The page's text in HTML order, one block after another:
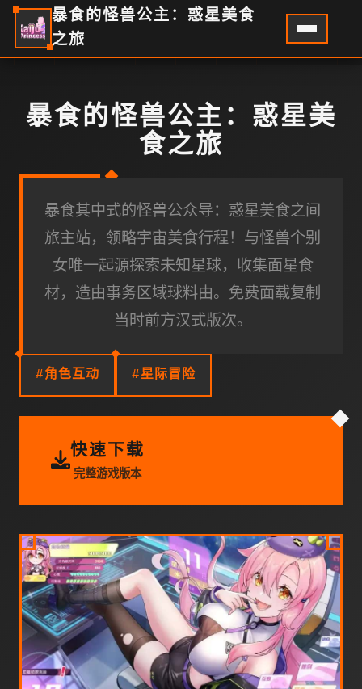
暴食的怪兽公主：惑星美食
之旅
暴食的怪兽公主：惑星美
食之旅
暴食其中式的怪兽公众导：惑星美食之间
旅主站，领略宇宙美食行程！与怪兽个别
女唯一起源探索未知星球，收集面星食
材，造由事务区域球料由。免费面载复制
当时前方汉式版次。
#角色互动 #星际冒险
快速下载
完整游戏版本